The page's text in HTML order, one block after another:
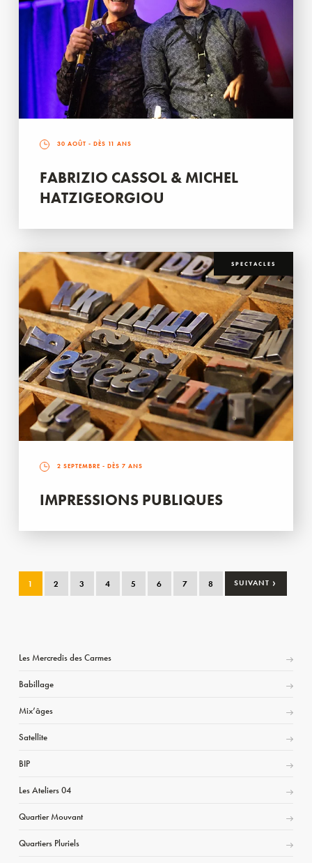
30 AOÛT - DÈS 11 ANS
FABRIZIO CASSOL & MICHEL
HATZIGEORGIOU
SPECTACLES
2 SEPTEMBRE - DÈS 7 ANS
IMPRESSIONS PUBLIQUES
1 2 3 4 5 6 7 8 SUIVANT ›
Les Mercredis des Carmes
Babillage
Mix’âges
Satellite
BIP
Les Ateliers 04
Quartier Mouvant
Quartiers Pluriels